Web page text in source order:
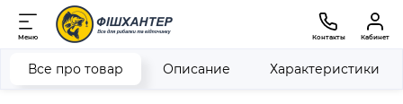
Меню Контакты Кабинет
Все про товар Описание Характеристики